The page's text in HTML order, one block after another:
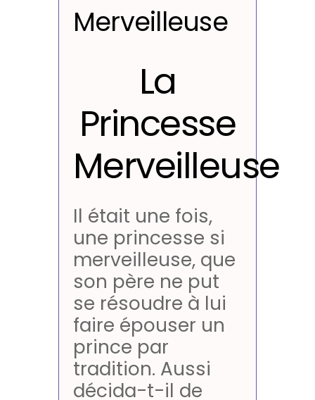
Merveilleuse
La
Princesse
Merveilleuse
Il était une fois,
une princesse si
merveilleuse, que
son père ne put
se résoudre à lui
faire épouser un
prince par
tradition. Aussi
décida-t-il de